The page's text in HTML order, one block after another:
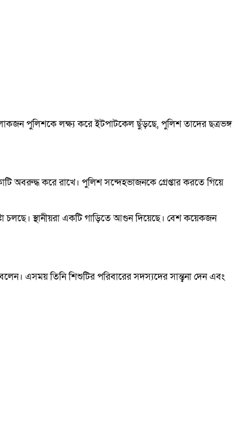
পুলিশকে লক্ষ্য করে ইটপাটকেল ছুঁড়ছে, পুলিশ তাদের ছত্রভঙ্গ
অবরুদ্ধ করে রাখে। পুলিশ সন্দেহভাজনকে গ্রেপ্তার করতে গিয়ে
স্থানীয়রা একটি গাড়িতে আগুন দিয়েছে। বেশ কয়েকজন
এসময় তিনি শিশুটির পরিবারের সদস্যদের সান্ত্বনা দেন এবং